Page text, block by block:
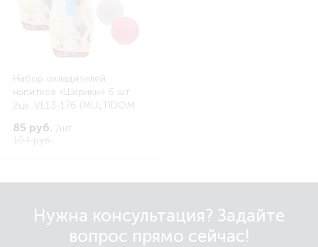
Набор охладителей
напитков «Шарики» 6 шт
2цв. VL13-176 (MULTIDOM
85 руб. /шт
104 руб.
Нужна консультация? Задайте
вопрос прямо сейчас!